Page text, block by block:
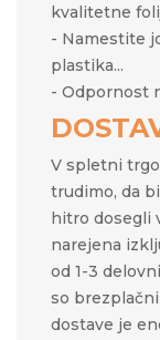
kvalitetne
- Namestite
plastika...
- Odpornost
V spletni
trudimo, da
hitro dosegli
narejena
od 1-3
so
dostave je